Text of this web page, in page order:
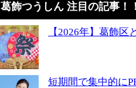
葛飾つうしん 注目の記事！！
【2026年】葛飾
短期間で集中的に